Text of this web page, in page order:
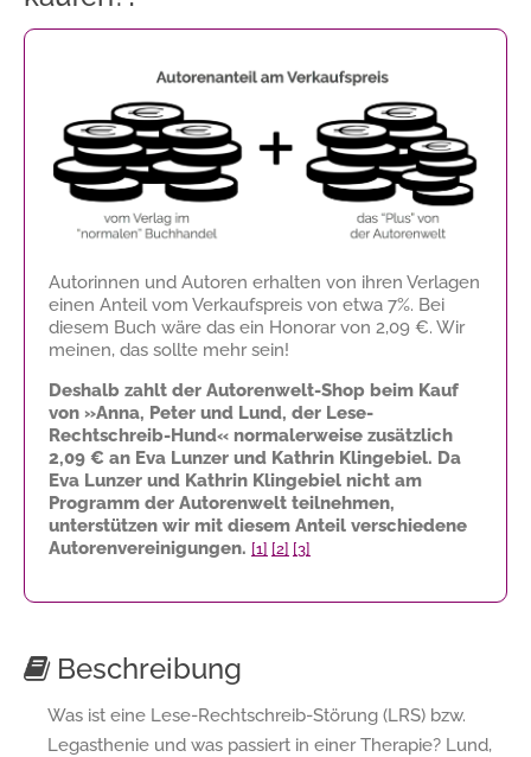
Autorinnen und Autoren erhalten von ihren Verlagen
einen Anteil vom Verkaufspreis von etwa 7%. Bei
diesem Buch wäre das ein Honorar von 2,09 €. Wir
meinen, das sollte mehr sein!
Deshalb zahlt der Autorenwelt-Shop beim Kauf
von »Anna, Peter und Lund, der Lese-
Rechtschreib-Hund« normalerweise zusätzlich
2,09 € an Eva Lunzer und Kathrin Klingebiel. Da
Eva Lunzer und Kathrin Klingebiel nicht am
Programm der Autorenwelt teilnehmen,
unterstützen wir mit diesem Anteil verschiedene
Autorenvereinigungen. [1] [2] [3]
Beschreibung
Was ist eine Lese-Rechtschreib-Störung (LRS) bzw.
Legasthenie und was passiert in einer Therapie? Lund,